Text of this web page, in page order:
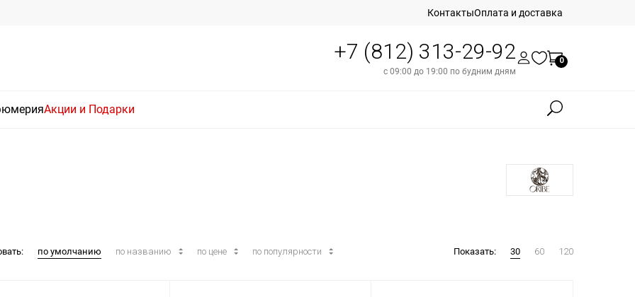
КонтактыОплата и доставка
+7 (812) 313-29-92
с 09:00 до 19:00 по будним дням
0
Акции и Подарки
по умолчанию по названию по цене по популярности Показать: 30 60 120